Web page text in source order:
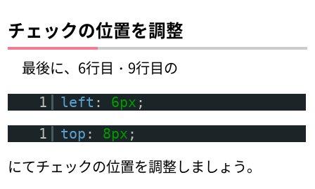
チェックの位置を調整
最後に、6行目・9行目の
1 left : 6px ;
1
top : 8px ;
にてチェックの位置を調整しましょう。